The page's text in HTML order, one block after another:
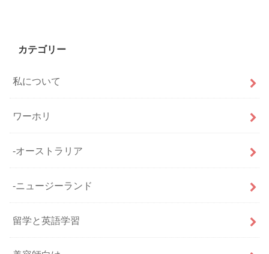
カテゴリー
私について
ワーホリ
-オーストラリア
-ニュージーランド
留学と英語学習